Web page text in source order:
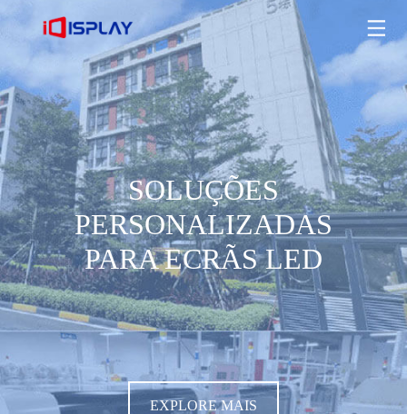
SOLUÇÕES
PERSONALIZADAS
PARA ECRÃS LED
EXPLORE MAIS
SOLUÇÕES PERSONALIZADAS PARA ECRÃS LED
EXPLORE MAIS